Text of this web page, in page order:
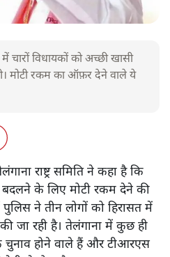
विधायकों को अच्छी खासी
मोटी रकम का ऑफ़र देने वाले ये
राष्ट्र समिति ने कहा है कि
बदलने के लिए मोटी रकम देने की
ने तीन लोगों को हिरासत में
जा रही है। तेलंगाना में कुछ ही
चुनाव होने वाले हैं और टीआरएस